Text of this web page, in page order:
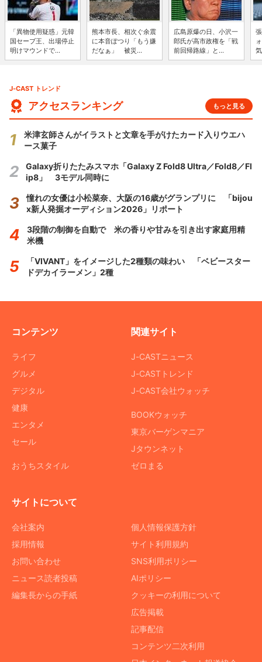
「異物使用疑惑」元韓
国セーブ王、出場停止
明けマウンドで...
熊本市長、相次ぐ余震
に本音ぽつり「もう嫌
だなぁ」 被災...
広島原爆の日、小沢一
郎氏が高市政権を「戦
前回帰路線」と...
J-CAST トレンド
アクセスランキング もっと見る
米津玄師さんがイラストと文章を手がけたカード入りウエハ
ース菓子
Galaxy折りたたみスマホ「Galaxy Z Fold8 Ultra／Fold8／Fl
ip8」 3モデル同時に
憧れの女優は小松菜奈、大阪の16歳がグランプリに 「bijou
x新人発掘オーディション2026」リポート
3段階の制御を自動で 米の香りや甘みを引き出す家庭用精
米機
「VIVANT」をイメージした2種類の味わい 「ベビースター
ドデカイラーメン」2種
コンテンツ
ライフ
グルメ
デジタル
健康
エンタメ
セール
おうちスタイル
関連サイト
J-CASTニュース
J-CASTトレンド
J-CAST会社ウォッチ
BOOKウォッチ
東京バーゲンマニア
Jタウンネット
ゼロまる
サイトについて
会社案内
採用情報
お問い合わせ
ニュース読者投稿
編集長からの手紙
個人情報保護方針
サイト利用規約
SNS利用ポリシー
AIポリシー
クッキーの利用について
広告掲載
記事配信
コンテンツ二次利用